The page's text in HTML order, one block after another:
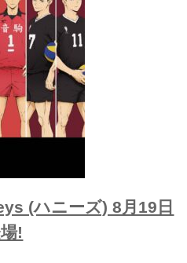
(ハニーズ) 8月19日
!